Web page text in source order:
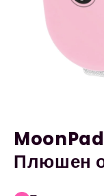
Плюшен